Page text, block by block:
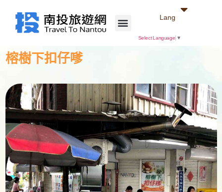
Lang
Select Language ▼
榕樹下扣仔嗲